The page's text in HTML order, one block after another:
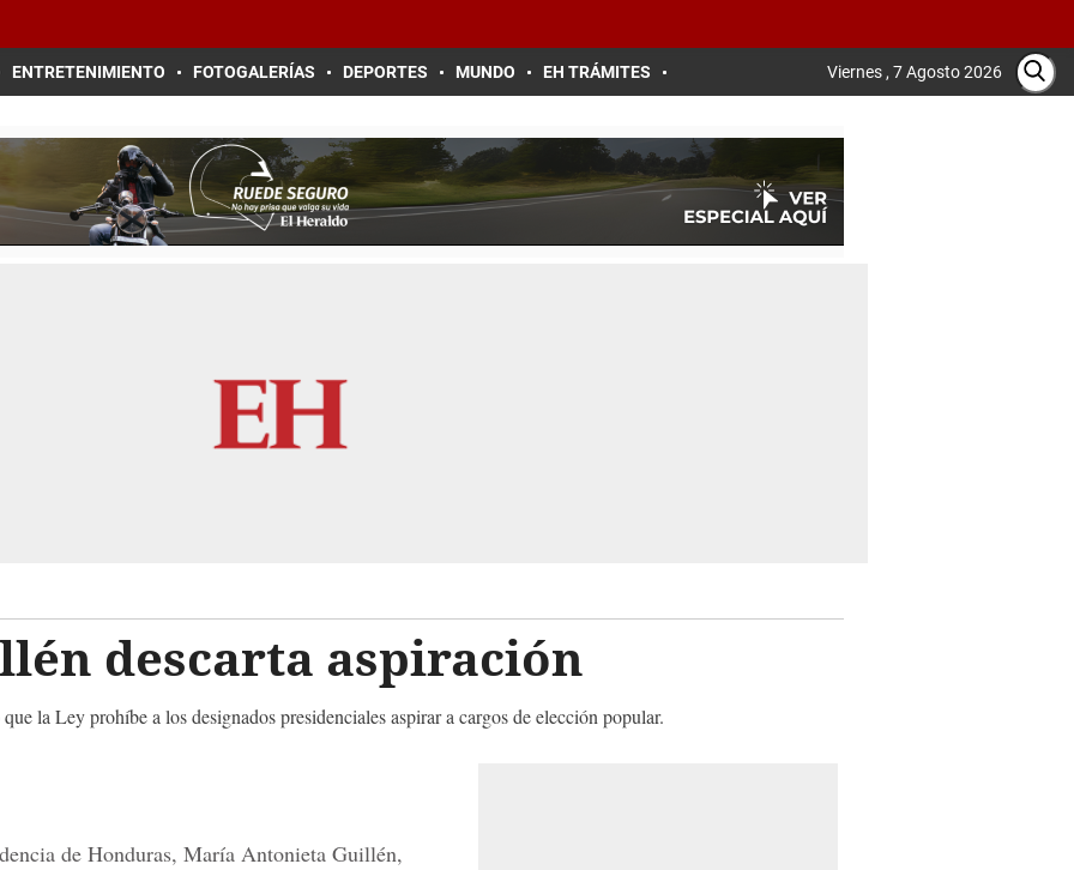
ENTRETENIMIENTO FOTOGALERÍAS DEPORTES MUNDO EH TRÁMITES Viernes , 7 Agosto 2026
descarta aspiración
la Ley prohíbe a los designados presidenciales aspirar a cargos de elección popular.
de Honduras, María Antonieta Guillén,